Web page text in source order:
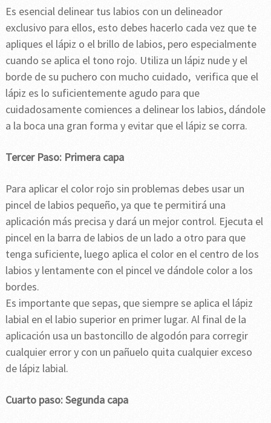
Es esencial delinear tus labios con un delineador
exclusivo para ellos, esto debes hacerlo cada vez que te
apliques el lápiz o el brillo de labios, pero especialmente
cuando se aplica el tono rojo. Utiliza un lápiz nude y el
borde de su puchero con mucho cuidado, verifica que el
lápiz es lo suficientemente agudo para que
cuidadosamente comiences a delinear los labios, dándole
a la boca una gran forma y evitar que el lápiz se corra.
Tercer Paso: Primera capa
Para aplicar el color rojo sin problemas debes usar un
pincel de labios pequeño, ya que te permitirá una
aplicación más precisa y dará un mejor control. Ejecuta el
pincel en la barra de labios de un lado a otro para que
tenga suficiente, luego aplica el color en el centro de los
labios y lentamente con el pincel ve dándole color a los
bordes.
Es importante que sepas, que siempre se aplica el lápiz
labial en el labio superior en primer lugar. Al final de la
aplicación usa un bastoncillo de algodón para corregir
cualquier error y con un pañuelo quita cualquier exceso
de lápiz labial.
Cuarto paso: Segunda capa